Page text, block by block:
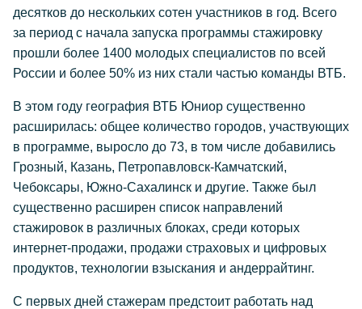
десятков до нескольких сотен участников в год. Всего
за период с начала запуска программы стажировку
прошли более 1400 молодых специалистов по всей
России и более 50% из них стали частью команды ВТБ.
В этом году география ВТБ Юниор существенно
расширилась: общее количество городов, участвующих
в программе, выросло до 73, в том числе добавились
Грозный, Казань, Петропавловск-Камчатский,
Чебоксары, Южно-Сахалинск и другие. Также был
существенно расширен список направлений
стажировок в различных блоках, среди которых
интернет-продажи, продажи страховых и цифровых
продуктов, технологии взыскания и андеррайтинг.
С первых дней стажерам предстоит работать над